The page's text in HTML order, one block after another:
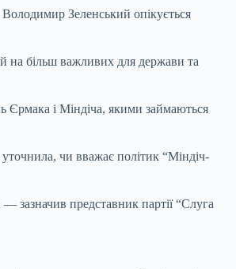
Зеленський опікується
на більш важливих для держави та
Єрмака і Міндіча, якими займаються
чи вважає політик “Міндіч-
зазначив представник партії “Слуга